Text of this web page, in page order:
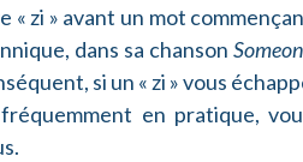
zi » avant un mot
dans sa chanson
si un « zi » vous
en pratique,